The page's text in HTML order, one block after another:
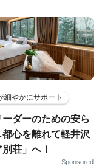
細やかにサポート
ーダーのための安ら
心を離れて軽井沢
荘」へ！
Sponsored